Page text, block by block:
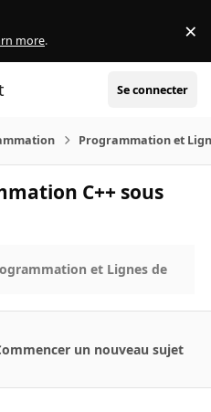
more. ×
Se connecter
Programmation et
C++ sous
et Lignes de
un nouveau sujet